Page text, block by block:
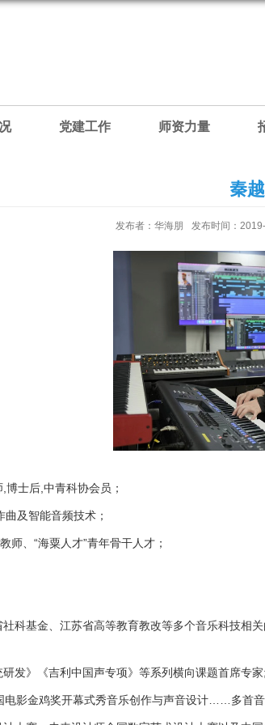
党建工作 师资力量
秦越
发布者：华海朋 发布时间：
士后,中青科协会员；
及智能音频技术；
师、“海粟人才”青年骨干人才；
科基金、江苏省高等教育教改等多个音乐科技相
发》《吉利中国声专项》等系列横向课题首席专家;
影金鸡奖开幕式秀音乐创作与声音设计……多首